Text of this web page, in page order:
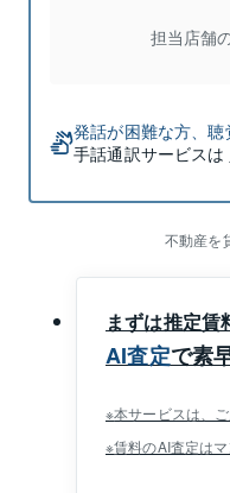
担当店舗
発話が困難な方、
手話通訳サービスは
不動産を
まずは推定賃
AI査定で素
本サービスは、
賃料のAI査定は